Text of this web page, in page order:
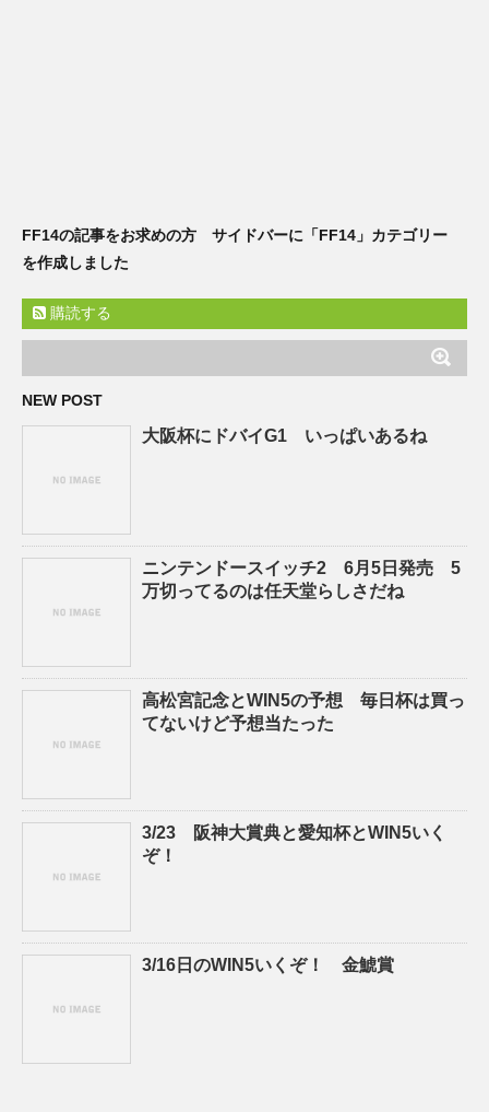
FF14の記事をお求めの方 サイドバーに「FF14」カテゴリー
を作成しました
購読する
NEW POST
大阪杯にドバイG1 いっぱいあるね
ニンテンドースイッチ2 6月5日発売 5
万切ってるのは任天堂らしさだね
高松宮記念とWIN5の予想 毎日杯は買っ
てないけど予想当たった
3/23 阪神大賞典と愛知杯とWIN5いく
ぞ！
3/16日のWIN5いくぞ！ 金鯱賞